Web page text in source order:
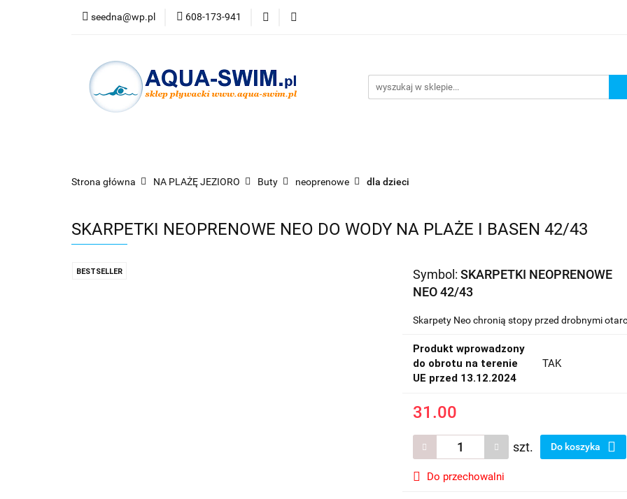
seedna@wp.pl 608-173-941
PŁYWANIE
Bestsellery
Strona główna NA PLAŻĘ JEZIORO Buty neoprenowe dla dzieci
SKARPETKI NEOPRENOWE NEO DO WODY NA PLAŻE I BASEN 42/43
BESTSELLER Symbol: SKARPETKI NEOPRENOWE
NEO 42/43
Skarpety Neo chronią stopy przed drobnymi
Produkt wprowadzony
do obrotu na terenie
UE przed 13.12.2024
TAK
31.00
szt. Do koszyka
Do przechowalni